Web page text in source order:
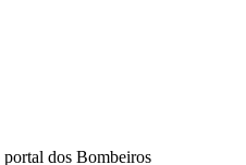
portal dos Bombeiros